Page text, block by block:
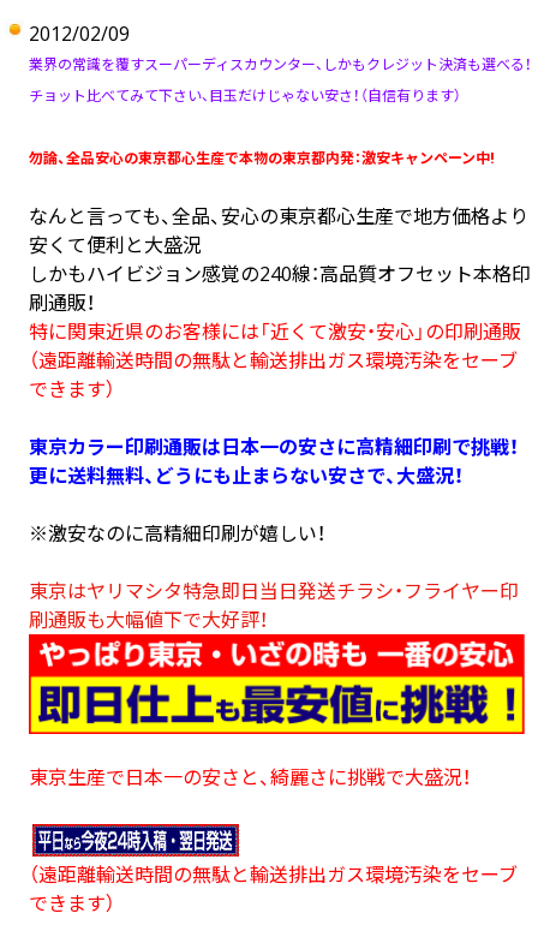
2012/02/09
業界の常識を覆すスーパーディスカウンター、しかもクレジット決済も選べる！
チョット比べてみて下さい、目玉だけじゃない安さ！（自信有ります）
勿論、全品安心の東京都心生産で本物の東京都内発：激安キャンペーン中!
なんと言っても、全品、安心の東京都心生産で地方価格より
安くて便利と大盛況
しかもハイビジョン感覚の240線：高品質オフセット本格印
刷通販！
特に関東近県のお客様には「近くて激安・安心」の印刷通販
（遠距離輸送時間の無駄と輸送排出ガス環境汚染をセーブ
できます）
東京カラー印刷通販は日本一の安さに高精細印刷で挑戦！
更に送料無料、どうにも止まらない安さで、大盛況！
※激安なのに高精細印刷が嬉しい！
東京はヤリマシタ特急即日当日発送チラシ・フライヤー印
刷通販も大幅値下で大好評！
東京生産で日本一の安さと、綺麗さに挑戦で大盛況！
（遠距離輸送時間の無駄と輸送排出ガス環境汚染をセーブ
できます）